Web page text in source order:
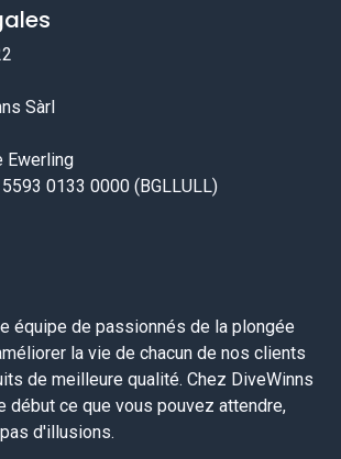
Sàrl
Ewerling
0133 0000 (BGLLULL)
équipe de passionnés de la plongée
la vie de chacun de nos clients
de meilleure qualité. Chez DiveWinns
début ce que vous pouvez attendre,
d'illusions.